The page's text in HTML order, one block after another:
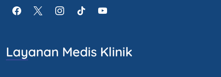
Layanan Medis Klinik